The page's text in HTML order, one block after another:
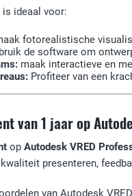
is ideaal voor:
fotorealistische
de software om
maak interactieve en
Profiteer van een
van 1 jaar op
op Autodesk VRED
presenteren,
van Autodesk